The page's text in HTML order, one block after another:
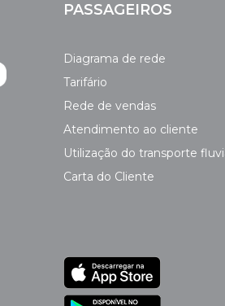
PASSAGEIROS
Diagrama de rede
Tarifário
Rede de vendas
Atendimento ao cliente
Utilização do transporte
Carta do Cliente